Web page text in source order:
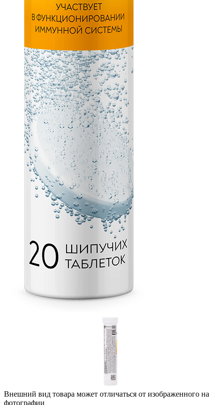
Внешний вид товара может отличаться от изображенного на
фотографии